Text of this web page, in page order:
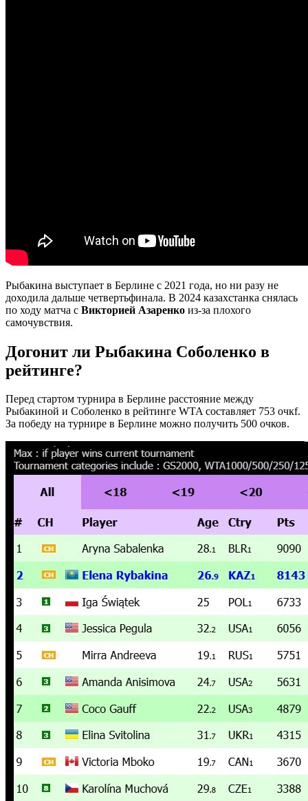
Рыбакина выступает в Берлине с 2021 года, но ни разу не
доходила дальше четвертьфинала. В 2024 казахстанка снялась
по ходу матча с Викторией Азаренко из-за плохого
самочувствия.
Догонит ли Рыбакина Соболенко в
рейтинге?
Перед стартом турнира в Берлине расстояние между
Рыбакиной и Соболенко в рейтинге WTA составляет 753 очкf.
За победу на турнире в Берлине можно получить 500 очков.